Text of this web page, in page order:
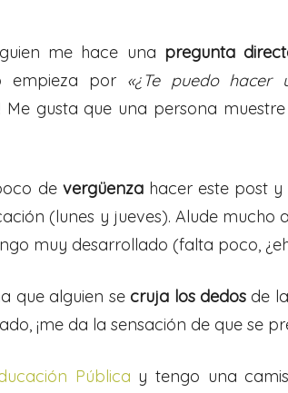
me hace una pregunta
empieza por «¿Te puedo hacer
Me gusta que una persona
de vergüenzahacer este post y
(lunes y jueves). Alude mucho
muy desarrollado (falta poco,
que alguien se cruja los dedos de
¡me da la sensación de que se
Pública y tengo una